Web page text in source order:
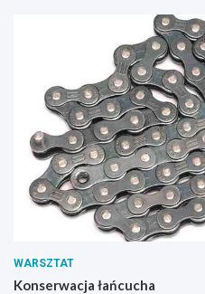
WARSZTAT
Konserwacja łańcucha